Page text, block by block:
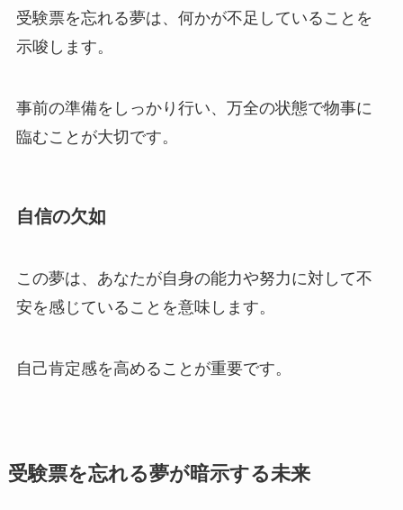
受験票を忘れる夢は、何かが不足していることを
示唆します。
事前の準備をしっかり行い、万全の状態で物事に
臨むことが大切です。
自信の欠如
この夢は、あなたが自身の能力や努力に対して不
安を感じていることを意味します。
自己肯定感を高めることが重要です。
受験票を忘れる夢が暗示する未来